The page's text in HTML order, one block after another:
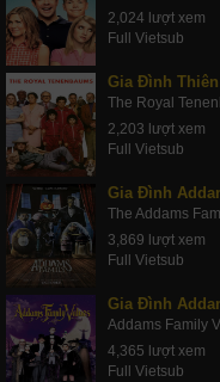
2,024 lượt xem
Full Vietsub
Gia Đình
The Royal
2,203 lượt xem
Full Vietsub
Gia Đình
The Addams
3,869 lượt xem
Full Vietsub
Gia Đình
Addams Family
4,365 lượt xem
Full Vietsub